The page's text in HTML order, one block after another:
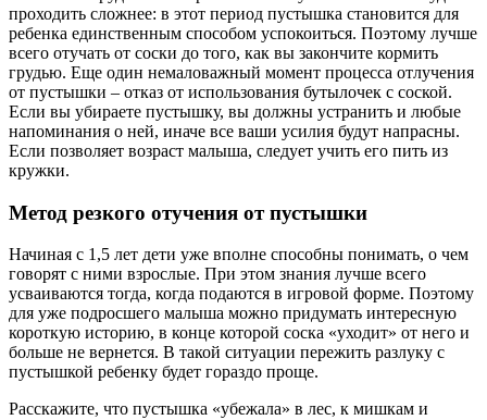
проходить сложнее: в этот период пустышка становится для
ребенка единственным способом успокоиться. Поэтому лучше
всего отучать от соски до того, как вы закончите кормить
грудью. Еще один немаловажный момент процесса отлучения
от пустышки – отказ от использования бутылочек с соской.
Если вы убираете пустышку, вы должны устранить и любые
напоминания о ней, иначе все ваши усилия будут напрасны.
Если позволяет возраст малыша, следует учить его пить из
кружки.
Метод резкого отучения от пустышки
Начиная с 1,5 лет дети уже вполне способны понимать, о чем
говорят с ними взрослые. При этом знания лучше всего
усваиваются тогда, когда подаются в игровой форме. Поэтому
для уже подросшего малыша можно придумать интересную
короткую историю, в конце которой соска «уходит» от него и
больше не вернется. В такой ситуации пережить разлуку с
пустышкой ребенку будет гораздо проще.
Расскажите, что пустышка «убежала» в лес, к мишкам и